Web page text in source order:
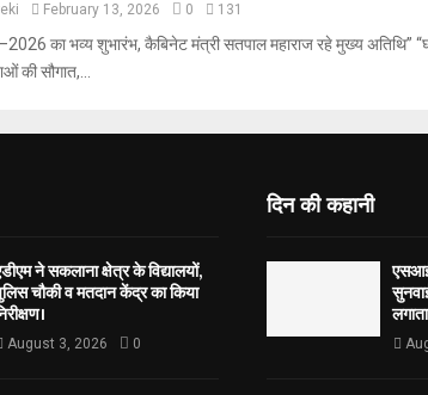
February 13, 2026 0 131
का भव्य शुभारंभ, कैबिनेट मंत्री सतपाल महाराज रहे मुख्य अतिथि”
की सौगात,...
ने सकलाना क्षेत्र के विद्यालयों,
चौकी व मतदान केंद्र का किया
August 3, 2026 0
दिन की कहानी